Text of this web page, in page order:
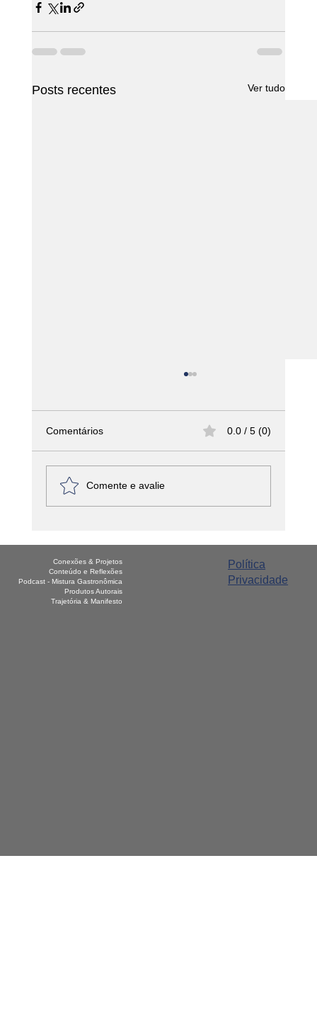
Posts recentes Ver tudo
Precisa Saber Antes da Próxima Compra
Comentários 0.0 / 5 (0)
Comente e avalie
Política
Privacidade
Conexões & Projetos
Conteúdo e Reflexões
Podcast - Mistura Gastronômica
Produtos Autorais
Trajetória & Manifesto